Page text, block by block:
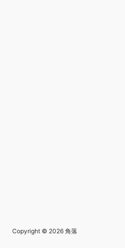
Copyright © 2026 角落